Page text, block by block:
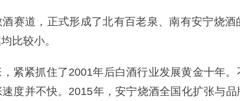
赛道，正式形成了北有百老泉、南有安宁烧
比较小。
紧紧抓住了2001年后白酒行业发展黄金十年
度并不快。2015年，安宁烧酒全国化扩张与